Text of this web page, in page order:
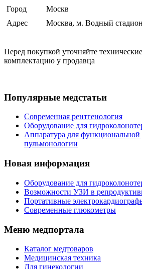
Город
Москв
Адрес
Москва, м. Водный стадион
Перед покупкой уточняйте
комплектацию у продавца
Популярные медстатьи
Современная рентгенология
Оборудование для
Аппаратура для функциональной
пульмонологии
Новая информация
Оборудование для
Возможности УЗИ в
Портативные
Современные глюкометры
Меню медпортала
Каталог медтоваров
Медицинская техника
Для гинекологии